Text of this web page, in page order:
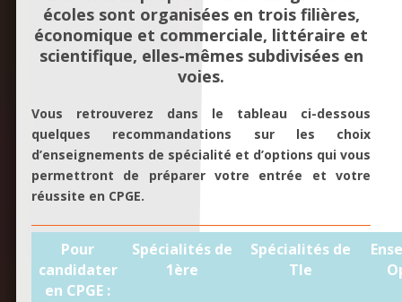
écoles sont organisées en trois filières,
économique et commerciale, littéraire et
scientifique, elles-mêmes subdivisées en
voies.
Vous retrouverez dans le tableau ci-dessous
quelques recommandations sur les choix
d’enseignements de spécialité et d’options qui vous
permettront de préparer votre entrée et votre
réussite en CPGE.
Pour
candidater
en CPGE :
Spécialités de
1ère
Spécialités de
Tle